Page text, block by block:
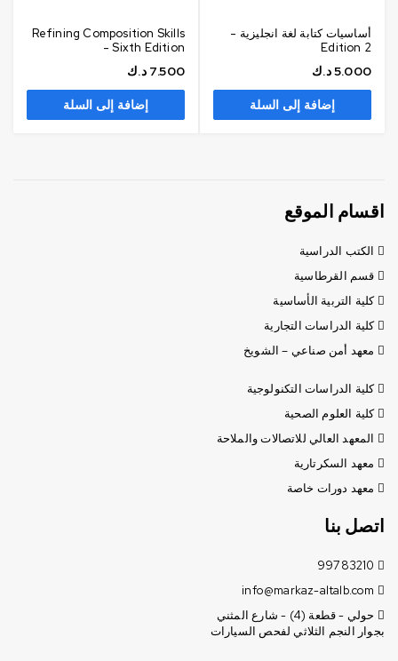
أساسيات كتابة لغة انجليزية -
Edition 2
5.000د.ك
إضافة إلى السلة
Refining Composition Skills
- Sixth Edition
7.500 د.ك
إضافة إلى السلة
اقسام الموقع
الكتب الدراسية
قسم القرطاسية
كلية التربية الأساسية
كلية الدراسات التجارية
معهد أمن صناعي – الشويخ
كلية الدراسات التكنولوجية
كلية العلوم الصحية
المعهد العالي للاتصالات والملاحة
معهد السكرتارية
معهد دورات خاصة
اتصل بنا
99783210
info@markaz-altalb.com
حولي - قطعة (4) - شارع المثني
بجوار النجم الثلاثي لفحص السيارات